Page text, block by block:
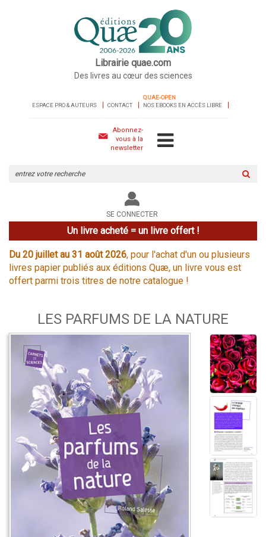
Librairie quae.com
Des livres au cœur des sciences
ESPACE PRO & AUTEURS CONTACT
QUAE-OPEN
NOS EBOOKS EN ACCÈS LIBRE
Abonnez-
vous à la
newsletter
le
site
SE CONNECTER
Un livre acheté = un livre offert !
Du 20 juillet au 31 août 2026, pour l'achat d'un ou plusieurs
livres papier publiés aux éditions Quæ, un livre vous est
offert parmi trois titres de notre catalogue !
LES PARFUMS DE LA NATURE